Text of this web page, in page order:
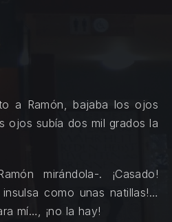
a Ramón, bajaba los ojos
ojos subía dos mil grados la
mirándola-. ¡Casado!
como unas natillas!…
mí…, ¡no la hay!